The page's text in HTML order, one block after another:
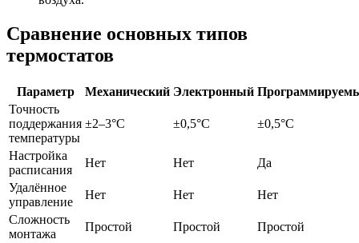
Сравнение основных типов
термостатов
Параметр Механический Электронный
Точность
поддержания
температуры
±2–3°C ±0,5°C ±0,5°C
Настройка
расписания
Нет Нет
Да
Удалённое
управление
Нет Нет
Нет
Сложность
монтажа
Простой Простой Простой